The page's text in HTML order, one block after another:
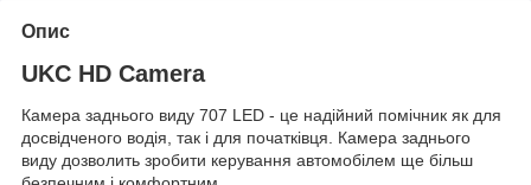
Опис
UKC HD Camera
Камера заднього виду 707 LED - це надійний помічник як для
досвідченого водія, так і для початківця. Камера заднього
виду дозволить зробити керування автомобілем ще більш